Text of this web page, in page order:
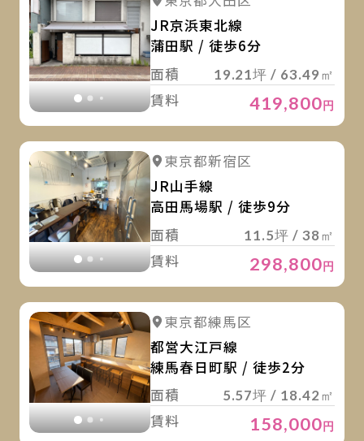
JR京浜東北線
蒲田駅 / 徒歩6分
面積
19.21坪 / 63.49㎡
賃料 419,800円
詳細を見る
東京都新宿区
JR山手線
高田馬場駅 / 徒歩9分
面積
11.5坪 / 38㎡
賃料 298,800円
詳細を見る
東京都練馬区
都営大江戸線
練馬春日町駅 / 徒歩2分
面積
5.57坪 / 18.42㎡
賃料 158,000 円